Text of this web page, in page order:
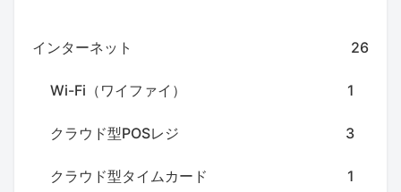
インターネット 26
Wi-Fi（ワイファイ） 1
クラウド型POSレジ 3
クラウド型タイムカード 1